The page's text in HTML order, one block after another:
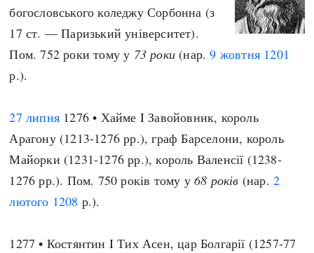
богословського коледжу Сорбонна (з
17 ст. — Паризький університет).
Пом. 752 роки тому у 73 роки (нар.9 жовтня 1201
р.).
27 липня 1276 • Хайме I Завойовник, король
Арагону (1213-1276 рр.), граф Барселони, король
Майорки (1231-1276 рр.), король Валенсії (1238-
1276 рр.). Пом. 750 років тому у68 років (нар.2
лютого 1208 р.).
1277 • Костянтин I Тих Асен, цар Болгарії (1257-77